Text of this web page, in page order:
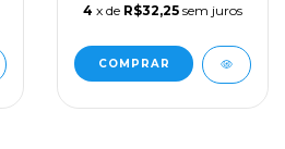
4 x de R$32,25 sem juros